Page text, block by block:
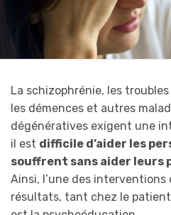
La schizophrénie, les
les démences et autres
dégénératives exigent une
il est difficile d’aider les
souffrent sans aider leurs
Ainsi, l’une des
résultats, tant chez le